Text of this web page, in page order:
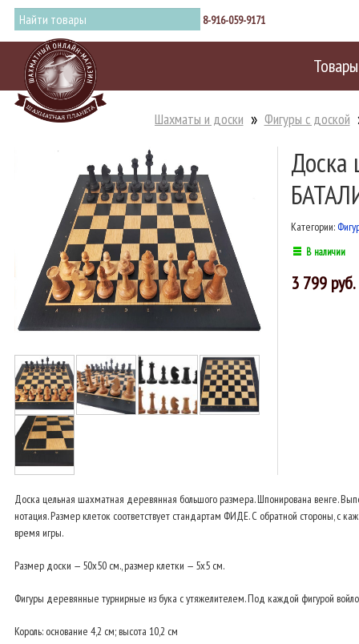
8-916-059-9171
Товары
Шахматы и доски Фигуры с доской
Доска
Категории:
В наличии
3 799
Доска цельная шахматная деревянная большого размера. Шпонирована венге.
нотация. Размер клеток соответствует стандартам ФИДЕ. С обратной стороны, с
время игры.
Размер доски — 50x50 см., размер клетки — 5x5 см.
Фигуры деревянные турнирные из бука с утяжелителем. Под каждой фигурой
Король: основание 4,2 см; высота 10,2 см